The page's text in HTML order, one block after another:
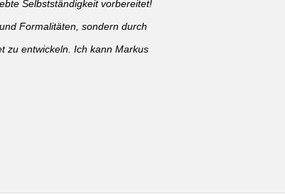
Selbstständigkeit vorbereitet!
Formalitäten, sondern durch
zu entwickeln. Ich kann Markus